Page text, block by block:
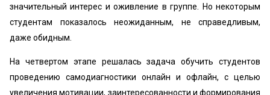
значительный интерес и оживление в группе. Но некоторым
студентам показалось неожиданным, не справедливым,
даже обидным.
На четвертом этапе решалась задача обучить студентов
проведению самодиагностики онлайн и офлайн, с целью
увеличения мотивации, заинтересованности и формирования